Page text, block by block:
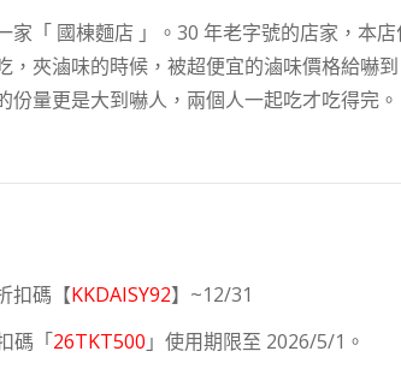
「 國棟麵店 」。30 年老字號的店家，本
夾滷味的時候，被超便宜的滷味價格給嚇
量更是大到嚇人，兩個人一起吃才吃得完。
扣碼【KKDAISY92】~12/31
碼「26TKT500 」使用期限至 2026/5/1。